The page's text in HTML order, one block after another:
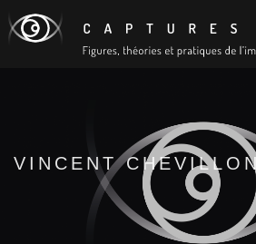
VINCENT